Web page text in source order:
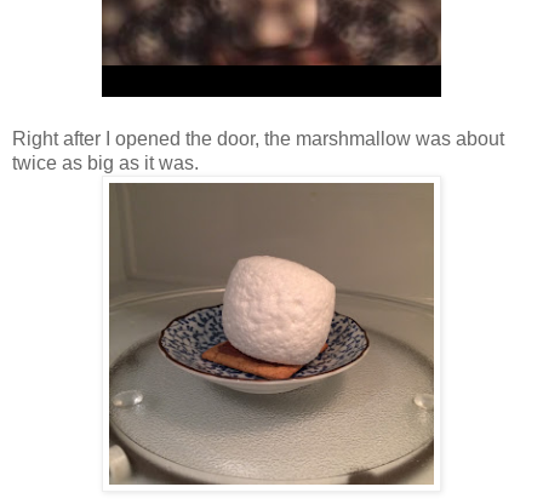
Right after I opened the door, the marshmallow was about
twice as big as it was.